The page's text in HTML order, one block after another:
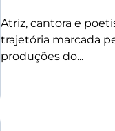
Atriz, cantora e
trajetória marcada
produções do...